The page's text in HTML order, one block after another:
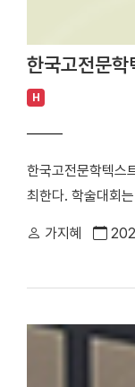
한국고전문학
H
한국고전문학텍스
최한다. 학술대회
론 형성기 문인의
반 소론계 관료
문학 이론」으로
가지혜